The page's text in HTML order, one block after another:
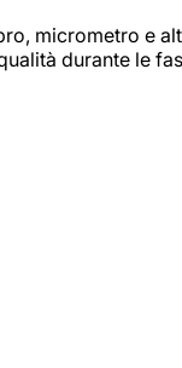
micrometro e
durante le